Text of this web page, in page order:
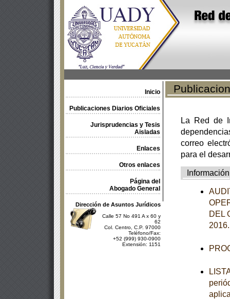
Inicio
Publicaciones Diarios Oficiales
Jurisprudencias y Tesis
Aisladas
Enlaces
Otros enlaces
Página del
Abogado General
Dirección de Asuntos Jurídicos
Calle 57 No 491 A x 60 y
62
Col. Centro, C.P. 97000
Teléfono/Fax:
+52 (999) 930-0900
Extensión: 1151
La Red de
correo
para el
Información
DEL